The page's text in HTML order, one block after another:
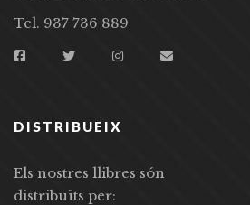
Tel. 937 736 889
DISTRIBUEIX
Els nostres llibres són
distribuïts per: